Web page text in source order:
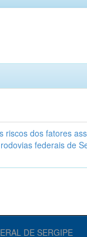
riscos dos fatores
federais de
DE SERGIPE